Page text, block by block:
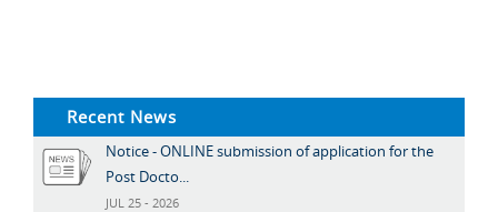
Recent News
Notice - ONLINE submission of application for the
Post Docto...
JUL 25 - 2026